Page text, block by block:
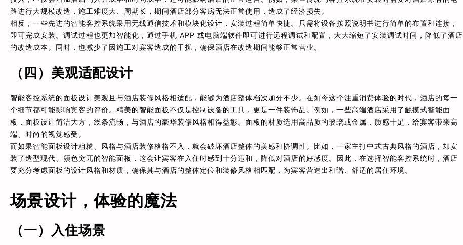
路进行大规模改造，施工难度大、周期长，期间酒店部分客房无法正常使用，造成了经济损失。
相反，一些先进的智能客控系统采用无线通信技术和模块化设计，安装过程简单快捷。只需将设备按照说明书进行简单的布置和连接，
即可完成安装。调试过程也更加智能化，通过手机 APP 或电脑端软件即可进行远程调试和配置，大大缩短了安装调试时间，降低了酒店
的改造成本。同时，也减少了因施工对宾客造成的干扰，确保酒店在改造期间能够正常营业。
（四）美观适配设计
智能客控系统的面板设计美观且与酒店装修风格相适配，能够为酒店整体档次加分不少。在如今这个注重消费体验的时代，酒店的每一
个细节都可能影响宾客的评价。精美的智能面板不仅是控制设备的工具，更是一件装饰品。例如，一些高端酒店采用了触摸式智能面
板，面板设计简洁大方，线条流畅，与酒店的豪华装修风格相得益彰。面板的材质选用高品质的玻璃或金属，质感十足，给宾客带来高
端、时尚的视觉感受。
而如果智能面板设计粗糙、风格与酒店装修格格不入，就会破坏酒店整体的美感和协调性。比如，一家主打中式古典风格的酒店，却安
装了造型现代、颜色突兀的智能面板，这会让宾客在入住时感到十分违和，降低对酒店的好感度。因此，在选择智能客控系统时，酒店
要充分考虑面板的设计风格和材质，确保其与酒店的整体定位和装修风格相匹配，为宾客营造出和谐、舒适的居住环境。
场景设计，体验的魔法
（一）入住场景